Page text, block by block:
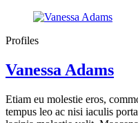
Profiles
Vanessa Adams
Etiam eu molestie eros,
tempus leo ac nisi iaculis